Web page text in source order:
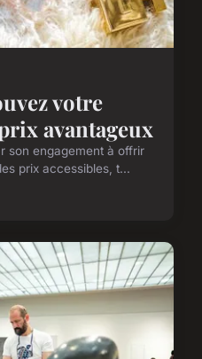
votre
avantageux
son engagement à offrir
prix accessibles, t...